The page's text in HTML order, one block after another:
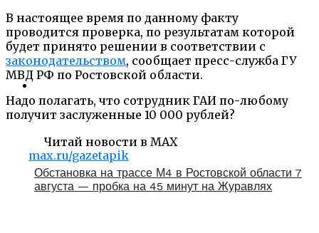
В настоящее время по данному факту
проводится проверка, по результатам которой
будет принято решении в соответствии с
законодательством, сообщает пресс-служба ГУ
МВД РФ по Ростовской области.
Надо полагать, что сотрудник ГАИ по-любому
получит заслуженные 10 000 рублей?
Читай новости в MAX
max.ru/gazetapik
Обстановка на трассе М4 в Ростовской области 7
августа — пробка на 45 минут на Журавлях